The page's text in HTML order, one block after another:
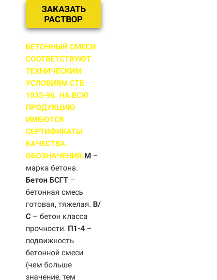
ЗАКАЗАТЬ
РАСТВОР
БЕТОННЫЙ СМЕСИ
СООТВЕТСТВУЮТ
ТЕХНИЧЕСКИМ
УСЛОВИЯМ СТБ
1035-96. НА ВСЮ
ПРОДУКЦИЮ
ИМЕЮТСЯ
СЕРТИФИКАТЫ
КАЧЕСТВА.
ОБОЗНАЧЕНИЯ:М –
марка бетона.
Бетон БСГТ –
бетонная смесь
готовая, тяжелая. B/
С – бетон класса
прочности. П1-4 –
подвижность
бетонной смеси
(чем больше
значение, тем